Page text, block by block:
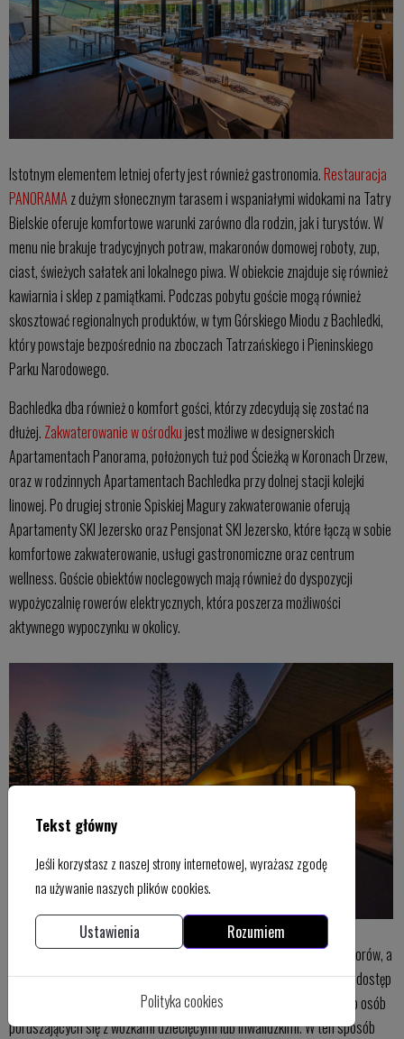
Istotnym elementem letniej oferty jest również gastronomia.Restauracja
PANORAMA z dużym słonecznym tarasem i wspaniałymi widokami na Tatry
Bielskie oferuje komfortowe warunki zarówno dla rodzin, jak i turystów. W
menu nie brakuje tradycyjnych potraw, makaronów domowej roboty, zup,
ciast, świeżych sałatek ani lokalnego piwa. W obiekcie znajduje się również
kawiarnia i sklep z pamiątkami. Podczas pobytu goście mogą również
skosztować regionalnych produktów, w tym Górskiego Miodu z Bachledki,
który powstaje bezpośrednio na zboczach Tatrzańskiego i Pieninskiego
Parku Narodowego.
Bachledka dba również o komfort gości, którzy zdecydują się zostać na
dłużej. Zakwaterowanie w ośrodkujest możliwe w designerskich
Apartamentach Panorama, położonych tuż pod Ścieżką w Koronach Drzew,
oraz w rodzinnych Apartamentach Bachledka przy dolnej stacji kolejki
linowej. Po drugiej stronie Spiskiej Magury zakwaterowanie oferują
Apartamenty SKI Jezersko oraz Pensjonat SKI Jezersko, które łączą w sobie
komfortowe zakwaterowanie, usługi gastronomiczne oraz centrum
wellness. Goście obiektów noclegowych mają również do dyspozycji
wypożyczalnię rowerów elektrycznych, która poszerza możliwości
aktywnego wypoczynku w okolicy.
Ośrodek jest idealnym miejscem dla rodzin z dziećmi, turystów, seniorów, a
także grup zorganizowanych. Oczywiście zapewniamy bezbarierowy dostęp
dla osób niepełnosprawnych oraz zaplecze dostosowane do potrzeb osób
poruszających się z wózkami dziecięcymi lub inwalidzkimi. W ten sposób
Tekst główny
Jeśli korzystasz z naszej strony internetowej, wyrażasz zgodę
na używanie naszych plików cookies.
Ustawienia Rozumiem
Polityka cookies